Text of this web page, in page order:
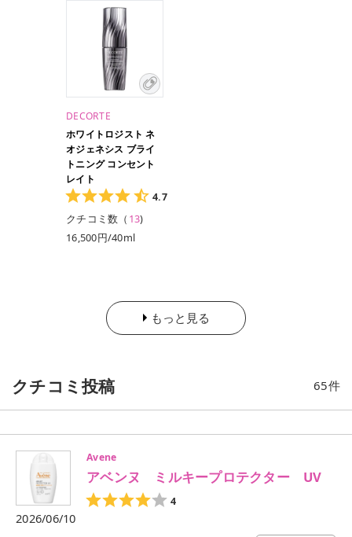
DECORTE
ホワイトロジスト ネ
オジェネシス ブライ
トニング コンセント
レイト
4.7
クチコミ数（ 13)
16,500円/40ml
もっと見る
クチコミ投稿 65件
Avene
アベンヌ ミルキープロテクター UV
4
2026/06/10